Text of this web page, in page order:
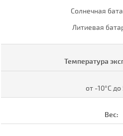
Солнечная
Литиевая
Температура
от -10°С до
Вес: